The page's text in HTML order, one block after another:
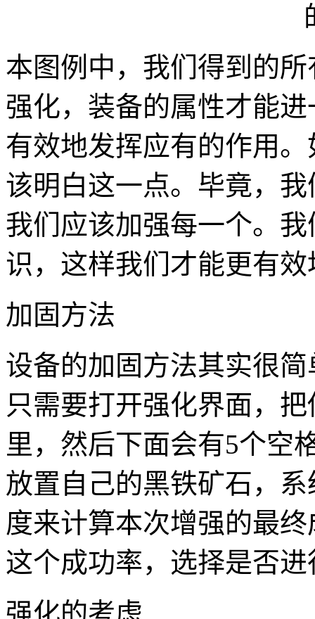
本图例中，我们得到的
强化，装备的属性才能
有效地发挥应有的作用
该明白这一点。毕竟，
我们应该加强每一个。
识，这样我们才能更有
加固方法
设备的加固方法其实很
只需要打开强化界面，
里，然后下面会有5个空
放置自己的黑铁矿石，
度来计算本次增强的最
这个成功率，选择是否
强化的考虑